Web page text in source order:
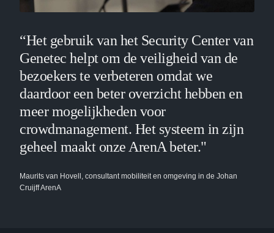
“Het gebruik van het Security Center van
Genetec helpt om de veiligheid van de
bezoekers te verbeteren omdat we
daardoor een beter overzicht hebben en
meer mogelijkheden voor
crowdmanagement. Het systeem in zijn
geheel maakt onze ArenA beter."
Maurits van Hovell, consultant mobiliteit en omgeving in de Johan
Cruijff ArenA